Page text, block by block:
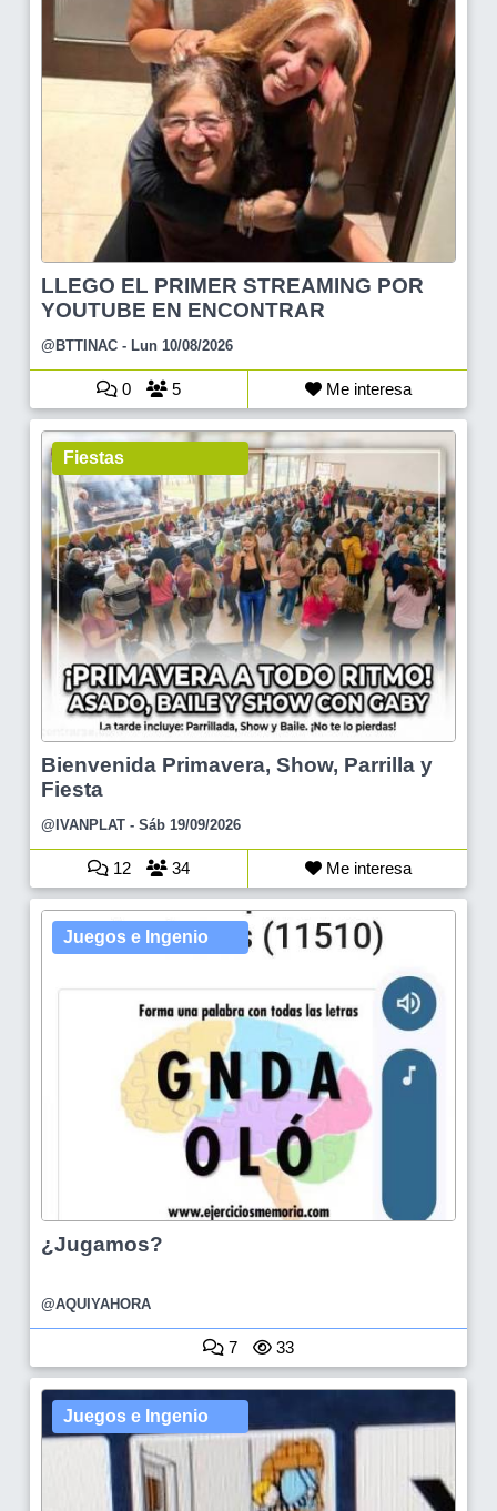
LLEGO EL PRIMER STREAMING POR
YOUTUBE EN ENCONTRAR
@BTTINAC - Lun 10/08/2026
0 5 Me interesa
Fiestas
Bienvenida Primavera, Show, Parrilla y
Fiesta
@IVANPLAT - Sáb 19/09/2026
12 34 Me interesa
Juegos e Ingenio
¿Jugamos?
@AQUIYAHORA
7 33
Juegos e Ingenio